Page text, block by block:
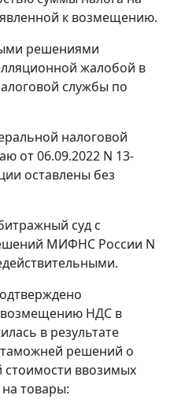
к возмещению.
решениями
жалобой в
службы по
налоговой
от 06.09.2022 N 13-
оставлены без
суд с
МИФНС России N
возмещению НДС в
в результате
таможней решений о
стоимости ввозимых
товары: